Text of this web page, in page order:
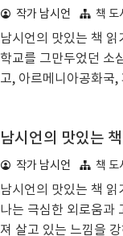
학적 예술작품들을 쏟
다. 24세부터 50세까
로 만난 친구들의 이야
명의 원숙한 작가의
작가 남시언 책 도
남시언의 맛있는 책
학교를 그만두었던 소
고, 아르메니아공화국
괜찮다는 일종의 힐링
통찰력있는 경험담이
리텔링이다. 저자는
도 충분히 활기차고
기 직업이 물리학자라
남시언의 맛있는
작가 남시언 책 도
남시언의 맛있는 책
나는 극심한 외로움과
져 살고 있는 느낌을